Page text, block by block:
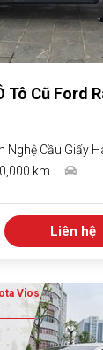
Tô Cũ Ford
Nghệ Cầu Giấy
km
Liên hệ
Vios